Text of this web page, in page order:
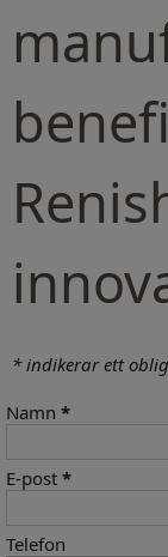
* indikerar ett
Namn *
E-post *
Telefon